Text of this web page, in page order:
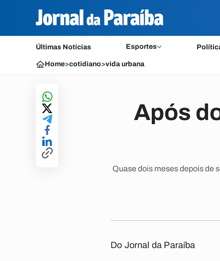
Últimas Notícias Esportes
Home>cotidiano>vida urbana
Após
Quase dois meses depois de
Do Jornal da Paraíba